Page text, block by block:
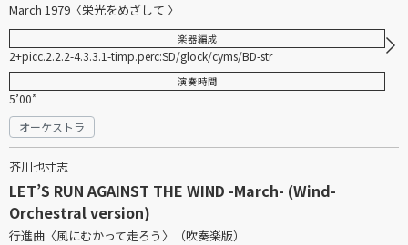
March 1979〈栄光をめざして 〉
楽器編成
2+picc.2.2.2-4.3.3.1-timp.perc:SD/glock/cyms/BD-str
演奏時間
5’00”
オーケストラ
芥川也寸志
LET’S RUN AGAINST THE WIND -March- (Wind-
Orchestral version)
行進曲〈風にむかって走ろう〉（吹奏楽版）